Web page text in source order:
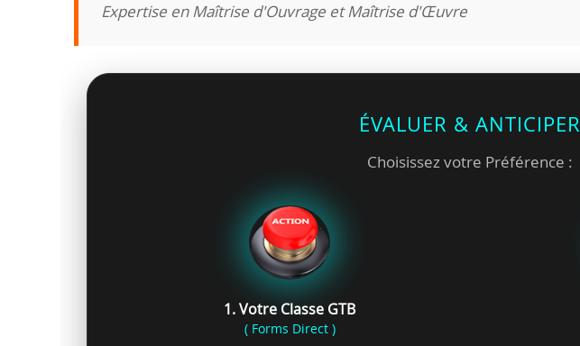
Expertise en Maîtrise d'Ouvrage et Maîtrise d'Œuvre
ÉVALUER & ANTICIPER
Choisissez votre Préférence :
1. Votre Classe GTB
( Forms Direct )